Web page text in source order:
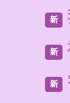
新
新
新